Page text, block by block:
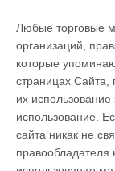
Любые торговые
организаций,
которые
страницах
их
использование.
сайта никак не